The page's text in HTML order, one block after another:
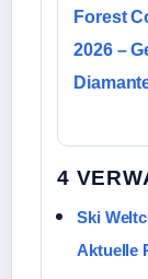
Forest
2026 –
4
Ski
Aktuelle